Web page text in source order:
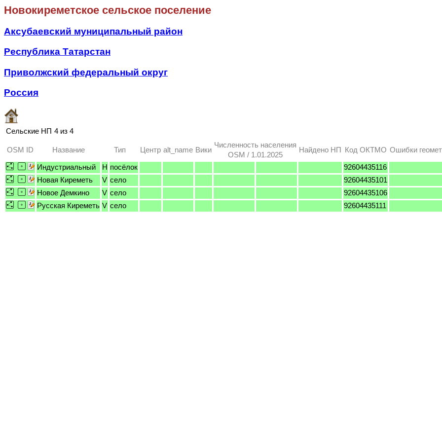
Новокиреметское сельское поселение
Аксубаевский муниципальный район
Республика Татарстан
Приволжский федеральный округ
Россия
Сельские НП 4 из 4
OSM ID Название Тип Центр alt_name Вики
Численность населения
OSM / 1.01.2025
Найдено НП Код ОКТМО Ошибки
Индустриальный H посёлок
92604435116
Новая Киреметь
V село
92604435101
Новое Демкино
V село
92604435106
Русская Киреметь V село 92604435111